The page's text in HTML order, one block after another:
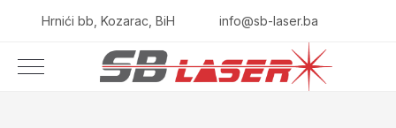
Hrnići bb, Kozarac, BiH info@sb-laser.ba